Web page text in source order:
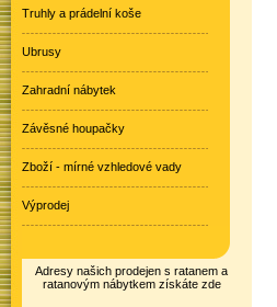
Truhly a prádelní koše
Ubrusy
Zahradní nábytek
Závěsné houpačky
Zboží - mírné vzhledové vady
Výprodej
Adresy našich prodejen s ratanem a
ratanovým nábytkem získáte zde